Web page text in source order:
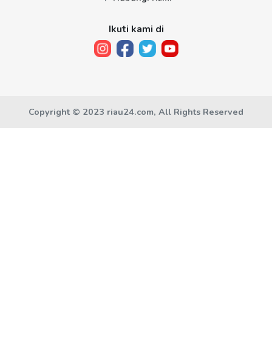
Ikuti kami di
Copyright © 2023 riau24.com, All Rights Reserved